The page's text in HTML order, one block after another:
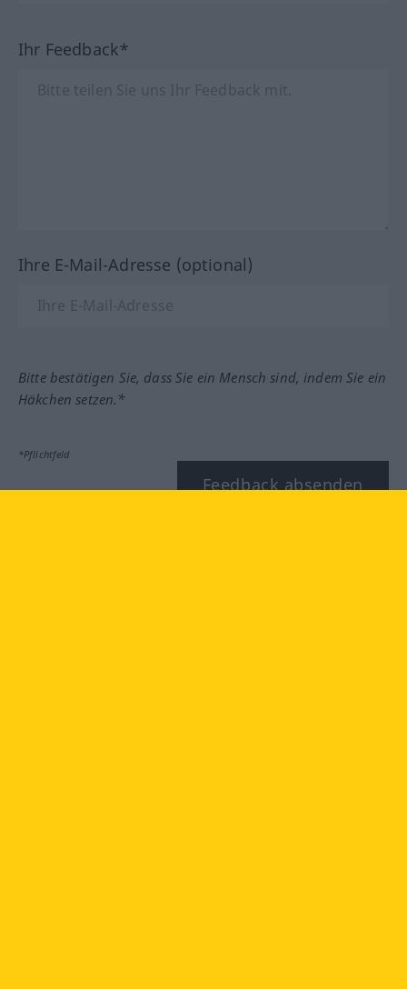
Ihr Feedback*
Ihre E-Mail-Adresse (optional)
Bitte bestätigen Sie, dass Sie ein Mensch sind, indem Sie ein
Häkchen setzen.*
*Pflichtfeld
Feedback absenden